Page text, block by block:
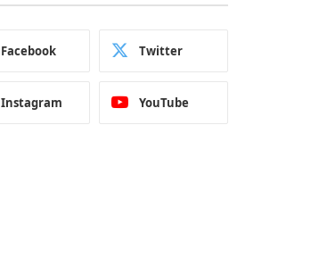
Facebook Twitter
Instagram YouTube